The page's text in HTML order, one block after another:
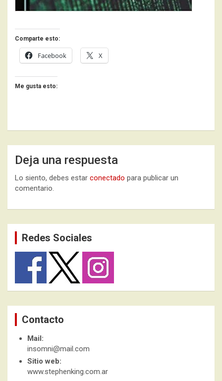
Comparte esto:
Facebook X
Me gusta esto:
Deja una respuesta
Lo siento, debes estar conectado para publicar un
comentario.
Redes Sociales
Contacto
Mail:
insomni@mail.com
Sitio web:
www.stephenking.com.ar